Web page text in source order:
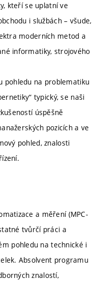
kteří se uplatní ve
i službách – všude,
moderních metod a
informatiky, strojového
pohledu na problematiku
typický, se naši
úspěšně
pozicích a ve
pohled, znalosti
a měření (MPC-
tvůrčí práci a
pohledu na technické i
Absolvent programu
znalostí,